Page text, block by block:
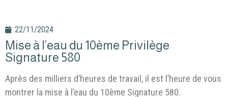
22/11/2024
Mise à l’eau du 10ème Privilège
Signature 580
Après des milliers d’heures de travail, il est l’heure de vous
montrer la mise à l’eau du 10ème Signature 580.